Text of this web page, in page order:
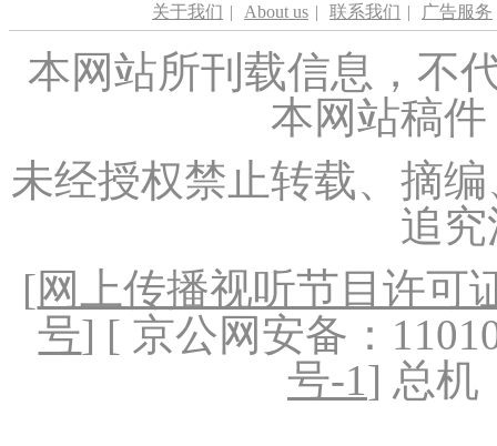
关于我们 | About us | 联系我们 | 广告服务
本网站所刊载信息，不
本网站稿
未经授权禁止转载、摘
追
[网上传播视听节目许可
号] [ 京公网安备：
号-1] 总机